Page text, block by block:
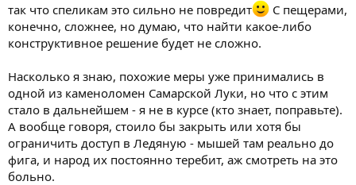
так что спеликам это сильно не повредит
С пещерами,
конечно, сложнее, но думаю, что найти какое-либо
конструктивное решение будет не сложно.
Насколько я знаю, похожие меры уже принимались в
одной из каменоломен Самарской Луки, но что с этим
стало в дальнейшем - я не в курсе (кто знает, поправьте).
А вообще говоря, стоило бы закрыть или хотя бы
ограничить доступ в Ледяную - мышей там реально до
фига, и народ их постоянно теребит, аж смотреть на это
больно.